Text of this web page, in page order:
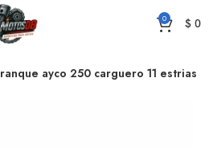
0 $0
ayco 250 carguero 11 estrias